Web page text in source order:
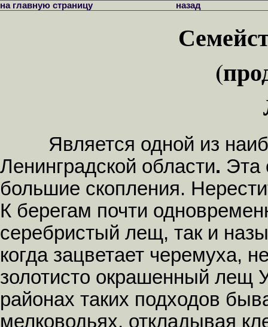
на главную страницу назад
Является одной из
Ленинградской области. Эта
большие скопления.
К берегам почти
серебристый лещ, так и
когда зацветает черемуха,
золотисто окрашенный лещ
районах таких подходов
мелководьях, откладывая